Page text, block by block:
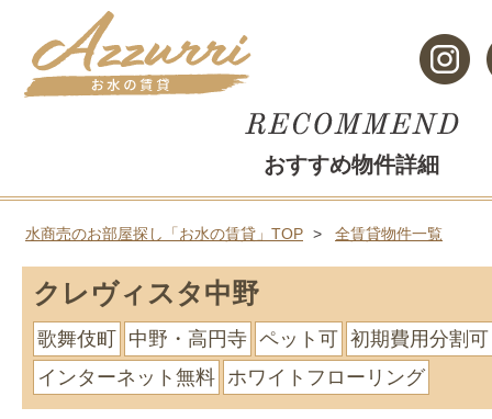
おすすめ物件詳細
水商売のお部屋探し「お水の賃貸」TOP 全賃貸物件一覧
クレヴィスタ中野
歌舞伎町 中野・高円寺 ペット可 初期費用分割可
インターネット無料 ホワイトフローリング